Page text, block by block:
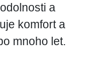
a
komfort a
mnoho let.